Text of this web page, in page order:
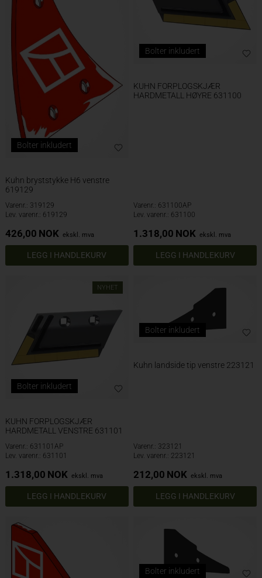
Bolter inkludert
Kuhn bryststykke H6 venstre
619129
Varenr.: 319129
Lev. varenr.: 619129
426,00 NOK ekskl. mva
Bolter inkludert
KUHN FORPLOGSKJÆR
HARDMETALL HØYRE 631100
Varenr.: 631100AP
Lev. varenr.: 631100
1.318,00 NOK ekskl. mva
NYHET
Bolter inkludert
KUHN FORPLOGSKJÆR
HARDMETALL VENSTRE 631101
Varenr.: 631101AP
Lev. varenr.: 631101
1.318,00 NOK ekskl. mva
Bolter inkludert
Kuhn landside tip venstre 223121
Varenr.: 323121
Lev. varenr.: 223121
212,00 NOK ekskl. mva
Bolter inkludert